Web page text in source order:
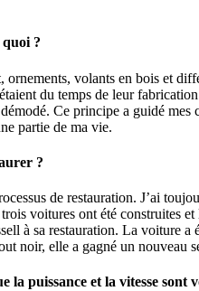
quoi ?
volants en bois et
du temps de leur
Ce principe a guidé
partie de ma vie.
?
de restauration. J’ai
voitures ont été construites et
à sa restauration. La voiture
noir, elle a gagné un nouveau
puissance et la vitesse sont